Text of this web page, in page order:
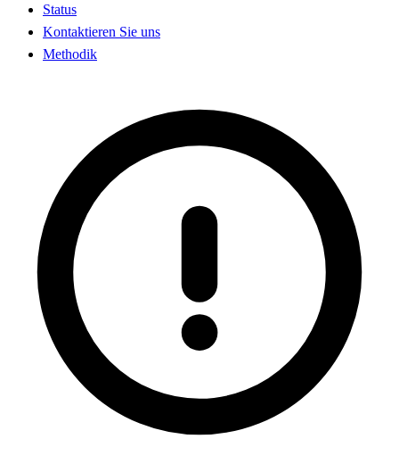
Status
Kontaktieren Sie uns
Methodik